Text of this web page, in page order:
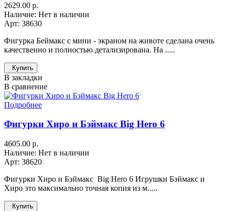
2629.00 р.
Наличие: Нет в наличии
Арт: 38630
Фигурка Беймакс с мини - экраном на животе сделана очень
качественно и полностью детализирована. На .....
Купить
В закладки
В сравнение
Подробнее
Фигурки Хиро и Бэймакс Big Hero 6
4605.00 р.
Наличие: Нет в наличии
Арт: 38620
Фигурки Хиро и Бэймакс Big Hero 6 Игрушки Бэймакс и
Хиро это максимально точная копия из м.....
Купить